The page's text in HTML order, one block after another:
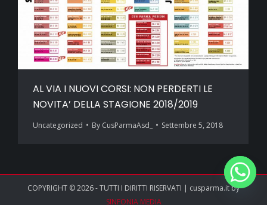
AL VIA I NUOVI CORSI: NON PERDERTI LE
NOVITA’ DELLA STAGIONE 2018/2019
Uncategorized By CusParmaAsd_ Settembre 5, 2018
COPYRIGHT © 2026 - TUTTI I DIRITTI RISERVATI | cusparma.it by
SINFONIA MEDIA